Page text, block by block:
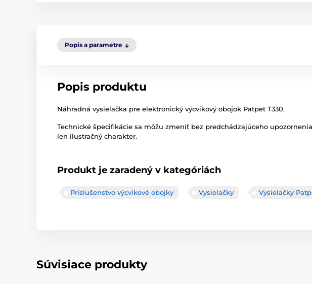
Popis a parametre
Popis produktu
Náhradná vysielačka pre elektronický výcvikový obojok Patpet T330.
Technické špecifikácie sa môžu zmeniť bez predchádzajúceho
len ilustračný charakter.
Produkt je zaradený v kategóriách
Príslušenstvo výcvikové obojky Vysielačky Vysielačky
Súvisiace produkty